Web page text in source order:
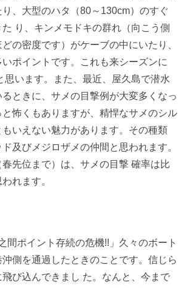
、大型のハタ（80～130cm）のすぐ
り、キンメモドキの群れ（向こう側
の密度です）がケーブの中にいたり、
ポイントです。これも来シーズンに
思います。また、最近、屋久島で潜水
ときに、サメの目撃例が大変多くなっ
怖くもありますが、精悍なサメのシル
いえない魅力があります。その種類
及びメジロザメの仲間と思われます。
先位まで）は、サメの目撃 確率は比
れます。
間ポイント存続の危機!!」久々のボート
側を通過したときのことです。信じら
び込んできまし た。なんと、今まで